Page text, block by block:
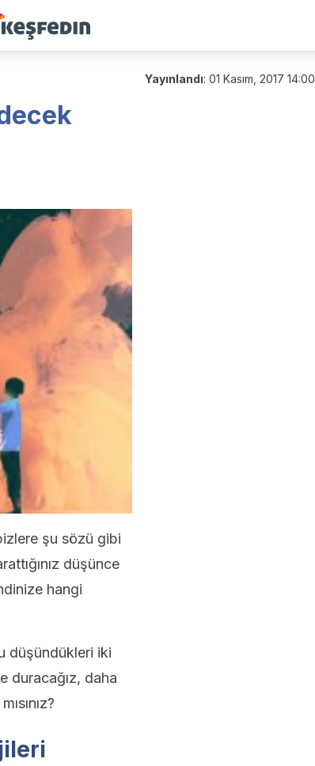
şu sözü gibi
düşünce
hangi
düşündükleri iki
duracağız, daha
Yayınlandı: 01 Kasım, 2017 14:00